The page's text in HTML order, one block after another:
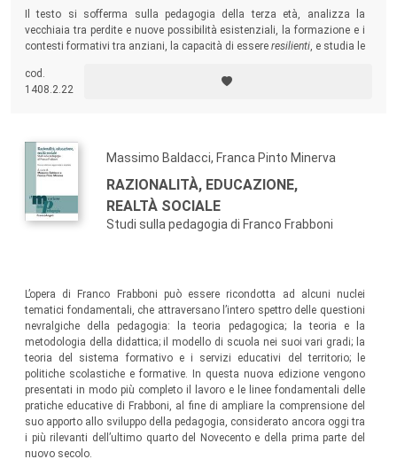
Il testo si sofferma sulla pedagogia della terza età, analizza la
vecchiaia tra perdite e nuove possibilità esistenziali, la formazione e i
contesti formativi tra anziani, la capacità di essere resilienti , e studia le
“buone pratiche” per abitare l’anzianità e per una città che sia anche a
misura di anziano.
cod.
1408.2.22
Massimo Baldacci, Franca Pinto Minerva
RAZIONALITÀ, EDUCAZIONE,
REALTÀ SOCIALE
Studi sulla pedagogia di Franco Frabboni
L’opera di Franco Frabboni può essere ricondotta ad alcuni nuclei
tematici fondamentali, che attraversano l’intero spettro delle questioni
nevralgiche della pedagogia: la teoria pedagogica; la teoria e la
metodologia della didattica; il modello di scuola nei suoi vari gradi; la
teoria del sistema formativo e i servizi educativi del territorio; le
politiche scolastiche e formative. In questa nuova edizione vengono
presentati in modo più completo il lavoro e le linee fondamentali delle
pratiche educative di Frabboni, al fine di ampliare la comprensione del
suo apporto allo sviluppo della pedagogia, considerato ancora oggi tra
i più rilevanti dell’ultimo quarto del Novecento e della prima parte del
nuovo secolo.